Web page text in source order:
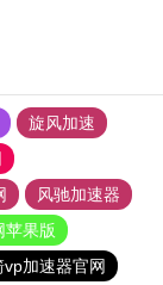
旋风加速
风驰加速器
苹果版
vp加速器官网